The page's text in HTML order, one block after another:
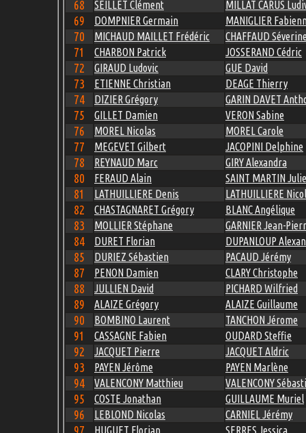
68 SEILLET Clément MILLAT CARUS
69 DOMPNIER Germain MANIGLIER
70 MICHAUD MAILLET Frédéric CHAFFAUD Séverine
71 CHARBON Patrick JOSSERAND Cédric
72 GIRAUD Ludovic GUE David
73 ETIENNE Christian DEAGE Thierry
74 DIZIER Grégory GARIN DAVET
75 GILLET Damien VERON Sabine
76 MOREL Nicolas MOREL Carole
77 MEGEVET Gilbert JACOPINI Delphine
78 REYNAUD Marc GIRY Alexandra
80 FERAUD Alain SAINT MARTIN
81 LATHUILLIERE Denis LATHUILLIERE
82 CHASTAGNARET Grégory BLANC Angélique
83 MOLLIER Stéphane GARNIER Jean-
84 DURET Florian DUPANLOUP
85 DURIEZ Sébastien PACAUD Jérémy
87 PENON Damien CLARY Christophe
88 JULLIEN David PICHARD Wilfried
89 ALAIZE Grégory ALAIZE Guillaume
90 BOMBINO Laurent TANCHON Jérome
91 CASSAGNE Fabien OUDARD Steffie
92 JACQUET Pierre JACQUET Aldric
93 PAYEN Jérôme PAYEN Marlène
94 VALENCONY Matthieu VALENCONY
95 COSTE Jonathan GUILLAUME Muriel
96 LEBLOND Nicolas CARNIEL Jérémy
97 HUGUET Florian SERRES Jessica